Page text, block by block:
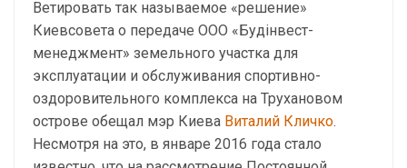
Ветировать так называемое «решение»
Киевсовета о передаче ООО «Будінвест-
менеджмент» земельного участка для
эксплуатации и обслуживания спортивно-
оздоровительного комплекса на Трухановом
острове обещал мэр Киева Виталий Кличко.
Несмотря на это, в январе 2016 года стало